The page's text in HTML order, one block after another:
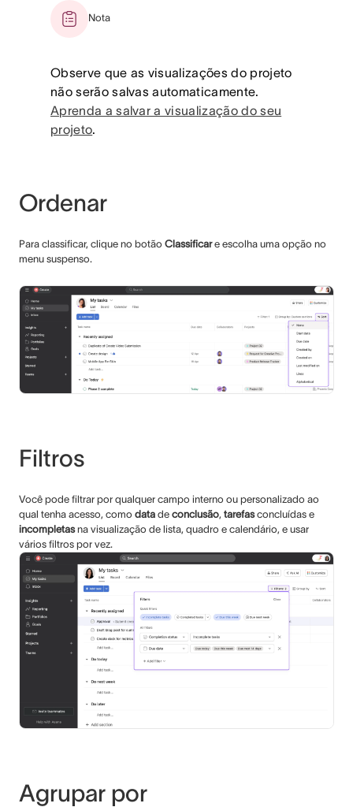
Nota
Observe que as visualizações do projeto
não serão salvas automaticamente.
Aprenda a salvar a visualização do seu
projeto.
Ordenar
Para classificar, clique no botão Classificare escolha uma opção no
menu suspenso.
Filtros
Você pode filtrar por qualquer campo interno ou personalizado ao
qual tenha acesso, como data de conclusão, tarefasconcluídas e
incompletasna visualização de lista, quadro e calendário, e usar
vários filtros por vez.
Agrupar por